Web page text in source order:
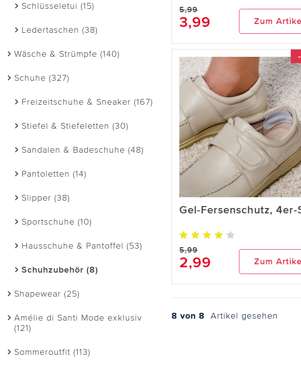
Schlüsseletui (15)
Ledertaschen (38)
Wäsche & Strümpfe (140)
Schuhe (327)
Freizeitschuhe & Sneaker (167)
Stiefel & Stiefeletten (30)
Sandalen & Badeschuhe (48)
Pantoletten (14)
Slipper (38)
Sportschuhe (10)
Hausschuhe & Pantoffel (53)
Schuhzubehör (8)
Shapewear (25)
Amélie di Santi Mode exklusiv
(121)
Sommeroutfit (113)
5,99
3,99 Zum
Gel-Fersenschutz, 4er-
5,99
2,99 Zum
8 von 8 Artikel gesehen